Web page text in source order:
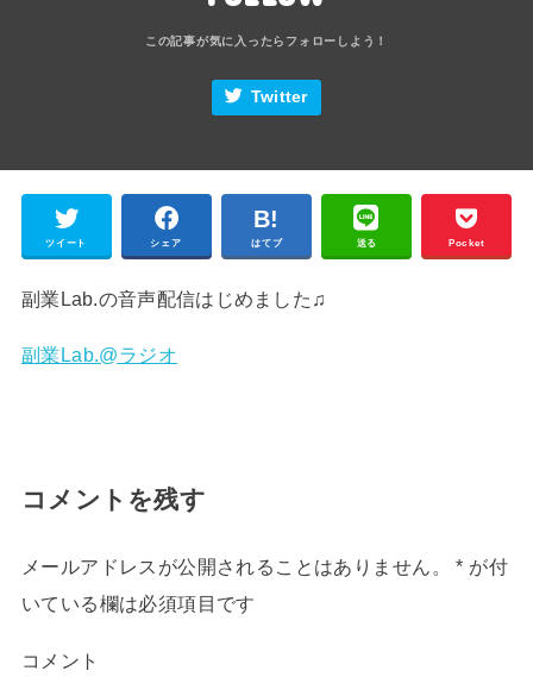
Twitter
ツイート シェア はてブ 送る Pocket
副業Lab.の音声配信はじめました♫
副業Lab.@ラジオ
コメントを残す
メールアドレスが公開されることはありません。 * が付
いている欄は必須項目です
コメント